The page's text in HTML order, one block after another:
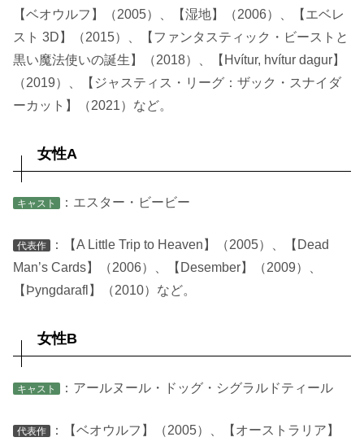
【ベオウルフ】（2005）、【湿地】（2006）、【エベレ
スト 3D】（2015）、【ファンタスティック・ビーストと
黒い魔法使いの誕生】（2018）、【Hvítur, hvítur dagur】
（2019）、【ジャスティス・リーグ：ザック・スナイダ
ーカット】（2021）など。
女性A
キャスト ：エスター・ビービー
代表作
：【A Little Trip to Heaven】（2005）、【Dead
Man’s Cards】（2006）、【Desember】（2009）、
【Þyngdarafl】（2010）など。
女性B
キャスト ：アールヌール・ドッグ・シグラルドティール
代表作
：【ベオウルフ】（2005）、【オーストラリア】